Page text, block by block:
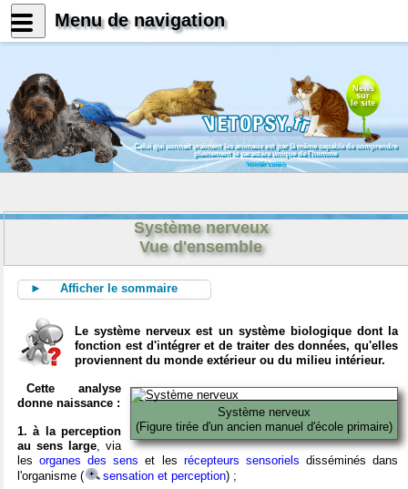
News
sur
le site
Celui qui connait vraiment les animaux est par là même capable de comprendre
pleinement le caractère unique de l'homme
Konrad Lorenz
Système nerveux
Vue d'ensemble
► Afficher le sommaire
Le système nerveux est un système biologique dont la
fonction est d'intégrer et de traiter des données, qu'elles
proviennent du monde extérieur ou du milieu intérieur.
Système nerveux
(Figure tirée d'un ancien manuel d'école primaire)
Cette analyse
donne naissance :
1. à la perception
au sens large, via
lesorganes des sens et les récepteurs sensoriels disséminés dans
l'organisme (
sensation et perception) ;
Menu de navigation